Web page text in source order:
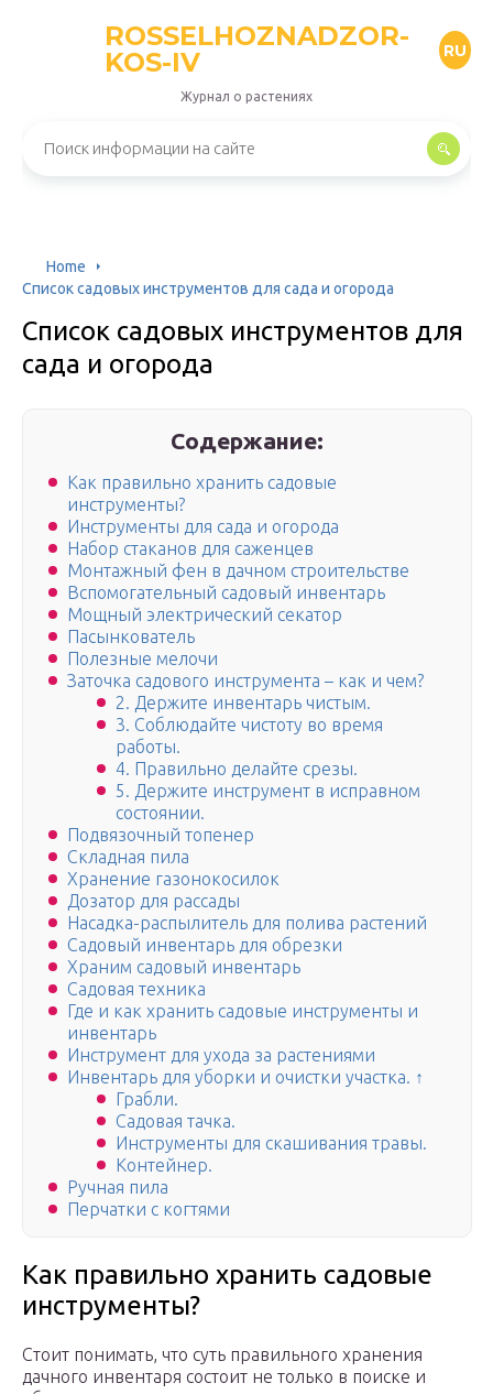
ROSSELHOZNADZOR-
KOS-IV
RU
Журнал о растениях
Home
Список садовых инструментов для сада и огорода
Список садовых инструментов для
сада и огорода
Содержание:
Как правильно хранить садовые
инструменты?
Инструменты для сада и огорода
Набор стаканов для саженцев
Монтажный фен в дачном строительстве
Вспомогательный садовый инвентарь
Мощный электрический секатор
Пасынкователь
Полезные мелочи
Заточка садового инструмента – как и чем?
2. Держите инвентарь чистым.
3. Соблюдайте чистоту во время
работы.
4. Правильно делайте срезы.
5. Держите инструмент в исправном
состоянии.
Подвязочный топенер
Складная пила
Хранение газонокосилок
Дозатор для рассады
Насадка-распылитель для полива растений
Садовый инвентарь для обрезки
Храним садовый инвентарь
Садовая техника
Где и как хранить садовые инструменты и
инвентарь
Инструмент для ухода за растениями
Инвентарь для уборки и очистки участка. ↑
Грабли.
Садовая тачка.
Инструменты для скашивания травы.
Контейнер.
Ручная пила
Перчатки с когтями
Как правильно хранить садовые
инструменты?
Стоит понимать, что суть правильного хранения
дачного инвентаря состоит не только в поиске и